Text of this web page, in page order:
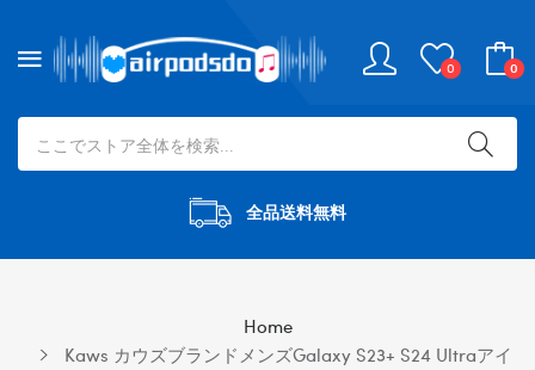
0 0
全品送料無料
Home
Kaws カウズブランドメンズgalaxy S23+ S24 Ultraアイ